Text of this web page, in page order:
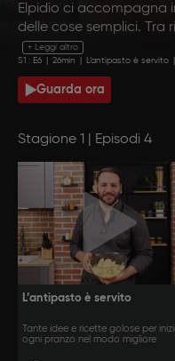
Elpidio ci accompagna
delle cose semplici. Tra
+ Leggi altro
S1 : E6 26min L’antipasto è servito
Guarda ora
Stagione 1 | Episodi 4
L’antipasto è servito
Tante idee e ricette golose per
ogni pranzo nel modo migliore